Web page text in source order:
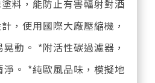
料，能防止有害輻射對酒
，使用國際大廠壓縮機，
動。 *附活性碳過濾器，
。 *純歐風品味，模擬地